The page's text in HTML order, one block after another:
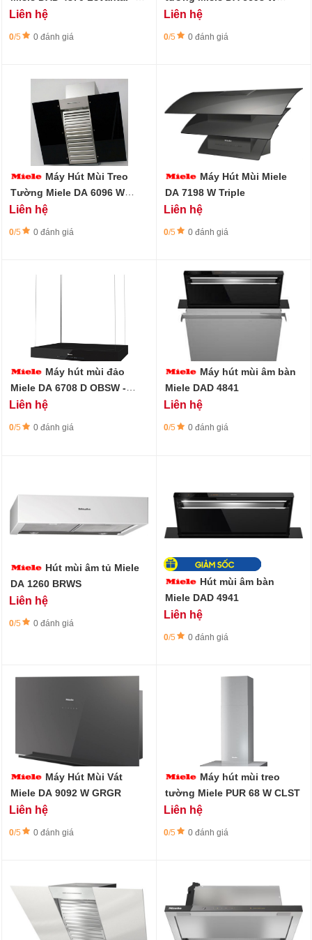
OBSW
Liên hệ
0/5 0 đánh giá
Purist Ed.6000 - Đá đen
Obsidian
Liên hệ
0/5 0 đánh giá
Máy Hút Mùi Treo
Tường Miele DA 6096 W
OBSW
Liên hệ
0/5 0 đánh giá
Máy Hút Mùi Miele
DA 7198 W Triple
Liên hệ
0/5 0 đánh giá
Máy hút mùi đảo
Miele DA 6708 D OBSW -
Aura Edition 6000
Liên hệ
0/5 0 đánh giá
Máy hút mùi âm bàn
Miele DAD 4841
Liên hệ
0/5 0 đánh giá
Hút mùi âm tủ Miele
DA 1260 BRWS
Liên hệ
0/5 0 đánh giá
Hút mùi âm bàn
Miele DAD 4941
Liên hệ
0/5 0 đánh giá
Máy Hút Mùi Vát
Miele DA 9092 W GRGR
Liên hệ
0/5 0 đánh giá
Máy hút mùi treo
tường Miele PUR 68 W CLST
Liên hệ
0/5 0 đánh giá